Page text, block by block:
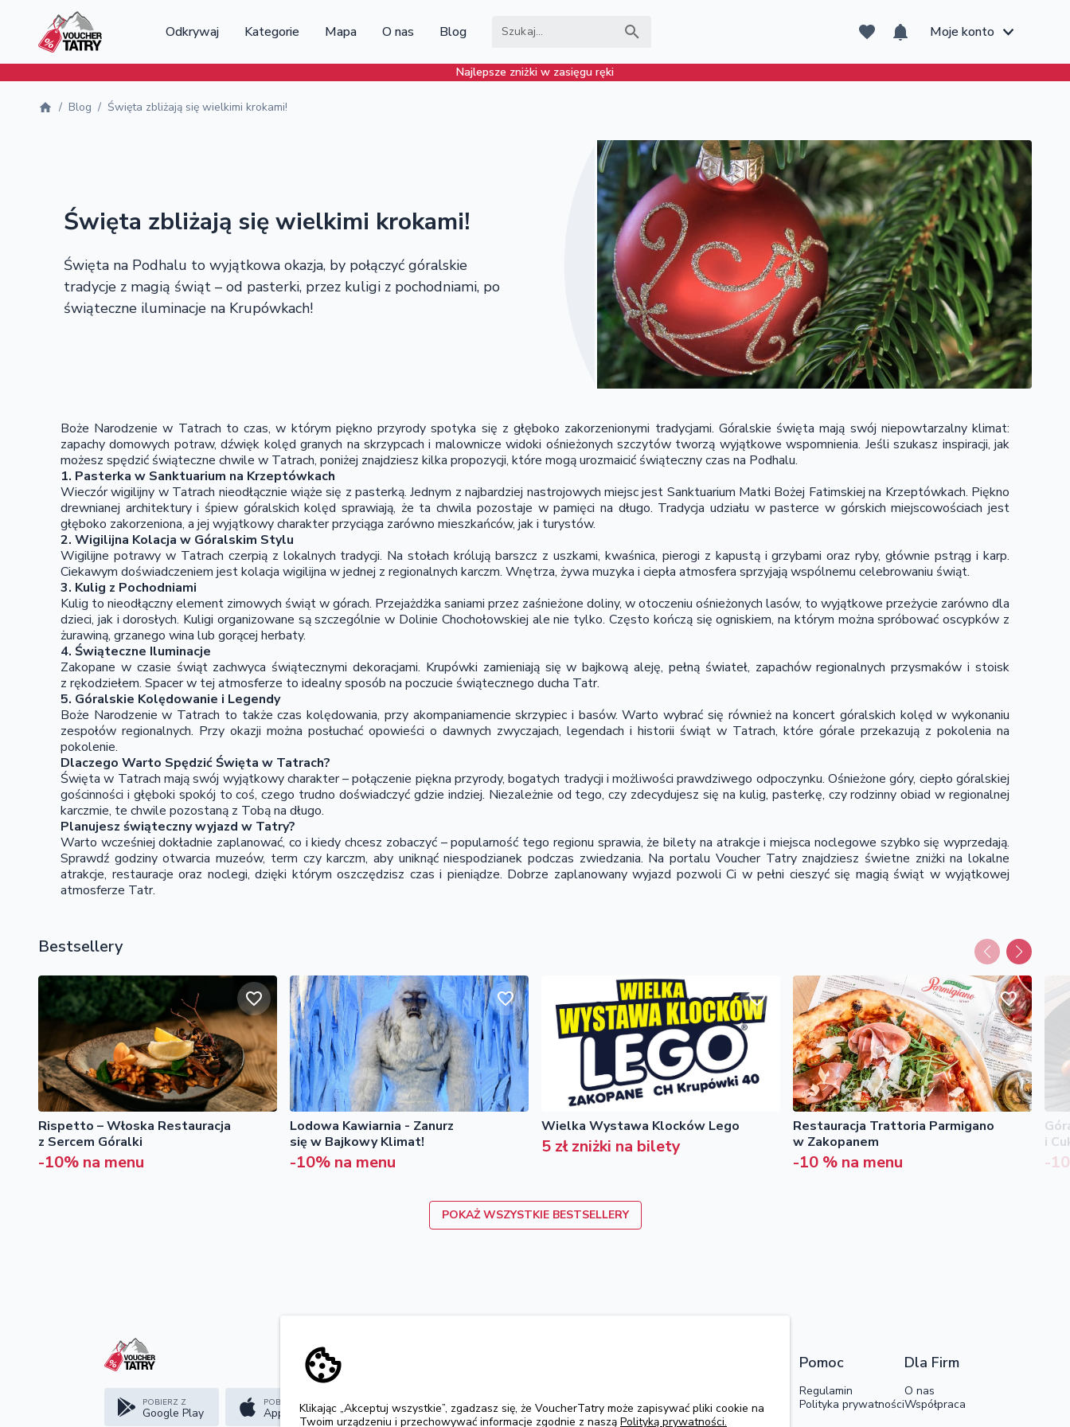
Odkrywaj Kategorie Mapa O nas Blog Moje konto
Najlepsze zniżki w zasięgu ręki
/ Blog / Święta zbliżają się wielkimi krokami!
Święta zbliżają się wielkimi krokami!
Święta na Podhalu to wyjątkowa okazja, by połączyć góralskie
tradycje z magią świąt – od pasterki, przez kuligi z pochodniami, po
świąteczne iluminacje na Krupówkach!
Boże Narodzenie w Tatrach to czas, w którym piękno przyrody spotyka się z głęboko zakorzenionymi tradycjami. Góralskie święta mają swój niepowtarzalny klimat:
zapachy domowych potraw, dźwięk kolęd granych na skrzypcach i malownicze widoki ośnieżonych szczytów tworzą wyjątkowe wspomnienia. Jeśli szukasz inspiracji, jak
możesz spędzić świąteczne chwile w Tatrach, poniżej znajdziesz kilka propozycji, które mogą urozmaicić świąteczny czas na Podhalu.
1. Pasterka w Sanktuarium na Krzeptówkach
Wieczór wigilijny w Tatrach nieodłącznie wiąże się z pasterką. Jednym z najbardziej nastrojowych miejsc jest Sanktuarium Matki Bożej Fatimskiej na Krzeptówkach. Piękno
drewnianej architektury i śpiew góralskich kolęd sprawiają, że ta chwila pozostaje w pamięci na długo. Tradycja udziału w pasterce w górskich miejscowościach jest
głęboko zakorzeniona, a jej wyjątkowy charakter przyciąga zarówno mieszkańców, jak i turystów.
2. Wigilijna Kolacja w Góralskim Stylu
Wigilijne potrawy w Tatrach czerpią z lokalnych tradycji. Na stołach królują barszcz z uszkami, kwaśnica, pierogi z kapustą i grzybami oraz ryby, głównie pstrąg i karp.
Ciekawym doświadczeniem jest kolacja wigilijna w jednej z regionalnych karczm. Wnętrza, żywa muzyka i ciepła atmosfera sprzyjają wspólnemu celebrowaniu świąt.
3. Kulig z Pochodniami
Kulig to nieodłączny element zimowych świąt w górach. Przejażdżka saniami przez zaśnieżone doliny, w otoczeniu ośnieżonych lasów, to wyjątkowe przeżycie zarówno dla
dzieci, jak i dorosłych. Kuligi organizowane są szczególnie w Dolinie Chochołowskiej ale nie tylko. Często kończą się ogniskiem, na którym można spróbować oscypków z
żurawiną, grzanego wina lub gorącej herbaty.
4. Świąteczne Iluminacje
Zakopane w czasie świąt zachwyca świątecznymi dekoracjami. Krupówki zamieniają się w bajkową aleję, pełną świateł, zapachów regionalnych przysmaków i stoisk
z rękodziełem. Spacer w tej atmosferze to idealny sposób na poczucie świątecznego ducha Tatr.
5. Góralskie Kolędowanie i Legendy
Boże Narodzenie w Tatrach to także czas kolędowania, przy akompaniamencie skrzypiec i basów. Warto wybrać się również na koncert góralskich kolęd w wykonaniu
zespołów regionalnych. Przy okazji można posłuchać opowieści o dawnych zwyczajach, legendach i historii świąt w Tatrach, które górale przekazują z pokolenia na
pokolenie.
Dlaczego Warto Spędzić Święta w Tatrach?
Święta w Tatrach mają swój wyjątkowy charakter – połączenie piękna przyrody, bogatych tradycji i możliwości prawdziwego odpoczynku. Ośnieżone góry, ciepło góralskiej
gościnności i głęboki spokój to coś, czego trudno doświadczyć gdzie indziej. Niezależnie od tego, czy zdecydujesz się na kulig, pasterkę, czy rodzinny obiad w regionalnej
karczmie, te chwile pozostaną z Tobą na długo.
Planujesz świąteczny wyjazd w Tatry?
Warto wcześniej dokładnie zaplanować, co i kiedy chcesz zobaczyć – popularność tego regionu sprawia, że bilety na atrakcje i miejsca noclegowe szybko się wyprzedają.
Sprawdź godziny otwarcia muzeów, term czy karczm, aby uniknąć niespodzianek podczas zwiedzania. Na portalu Voucher Tatry znajdziesz świetne zniżki na lokalne
atrakcje, restauracje oraz noclegi, dzięki którym oszczędzisz czas i pieniądze. Dobrze zaplanowany wyjazd pozwoli Ci w pełni cieszyć się magią świąt w wyjątkowej
atmosferze Tatr.
Bestsellery
Rispetto – Włoska Restauracja
z Sercem Góralki
-10% na menu
Lodowa Kawiarnia - Zanurz
się w Bajkowy Klimat!
-10% na menu
Wielka Wystawa Klocków Lego
5 zł zniżki na bilety
Restauracja Trattoria Parmigano
w Zakopanem
-10 % na menu
i
-
POKAŻ WSZYSTKIE BESTSELLERY
POBIERZ Z
Google Play
POBIERZ W
App Store
kontakt@vouchertatry.pl
Pon - Pt, 9:00 - 17:00
Pomoc
Regulamin
Polityka prywatności
Dla Firm
O nas
Współpraca
Klikając „Akceptuj wszystkie”, zgadzasz się, że VoucherTatry może zapisywać pliki cookie na
Twoim urządzeniu i przechowywać informacje zgodnie z naszą Polityką prywatności.